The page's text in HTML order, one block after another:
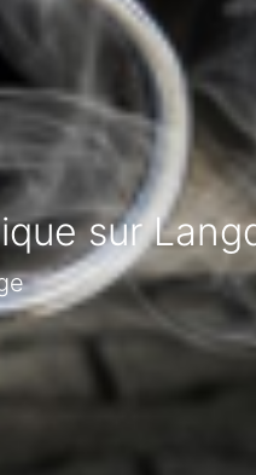
sur